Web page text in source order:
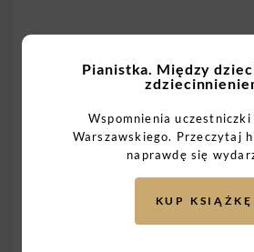
Pianistka. Między
Wspomnienia uczestniczki
Warszawskiego. Przeczytaj
naprawdę się
KUP KSIĄŻKĘ